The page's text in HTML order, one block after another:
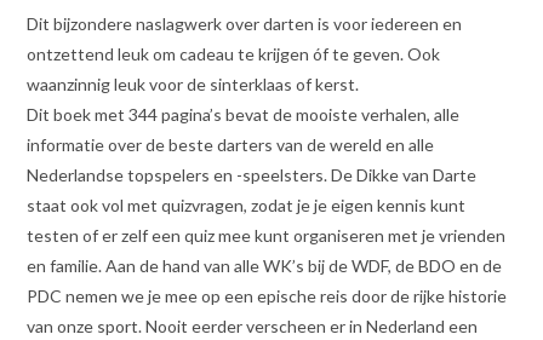
Dit bijzondere naslagwerk over darten is voor iedereen en
ontzettend leuk om cadeau te krijgen óf te geven. Ook
waanzinnig leuk voor de sinterklaas of kerst.
Dit boek met 344 pagina’s bevat de mooiste verhalen, alle
informatie over de beste darters van de wereld en alle
Nederlandse topspelers en -speelsters. De Dikke van Darte
staat ook vol met quizvragen, zodat je je eigen kennis kunt
testen of er zelf een quiz mee kunt organiseren met je vrienden
en familie. Aan de hand van alle WK’s bij de WDF, de BDO en de
PDC nemen we je mee op een epische reis door de rijke historie
van onze sport. Nooit eerder verscheen er in Nederland een